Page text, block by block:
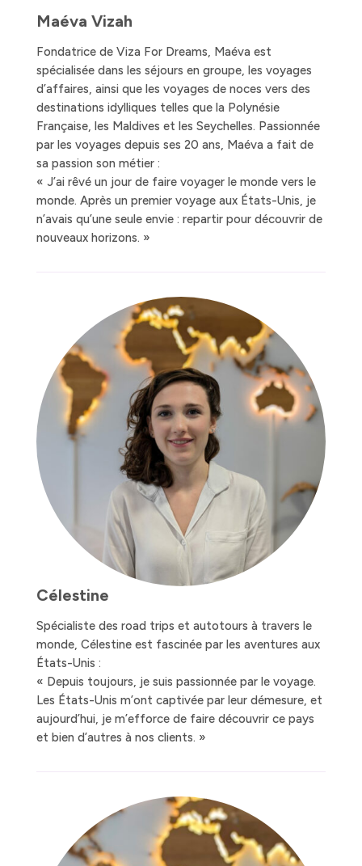
Maéva Vizah
Fondatrice de Viza For Dreams, Maéva est
spécialisée dans les séjours en groupe, les voyages
d’affaires, ainsi que les voyages de noces vers des
destinations idylliques telles que la Polynésie
Française, les Maldives et les Seychelles. Passionnée
par les voyages depuis ses 20 ans, Maéva a fait de
sa passion son métier :
« J’ai rêvé un jour de faire voyager le monde vers le
monde. Après un premier voyage aux États-Unis, je
n’avais qu’une seule envie : repartir pour découvrir de
nouveaux horizons. »
Célestine
Spécialiste des road trips et autotours à travers le
monde, Célestine est fascinée par les aventures aux
États-Unis :
« Depuis toujours, je suis passionnée par le voyage.
Les États-Unis m’ont captivée par leur démesure, et
aujourd’hui, je m’efforce de faire découvrir ce pays
et bien d’autres à nos clients. »